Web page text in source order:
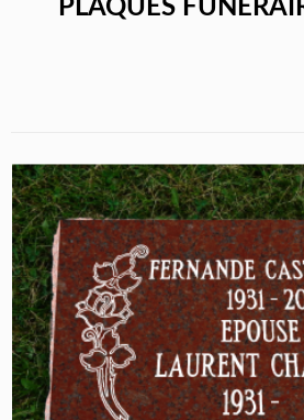
PLAQUES